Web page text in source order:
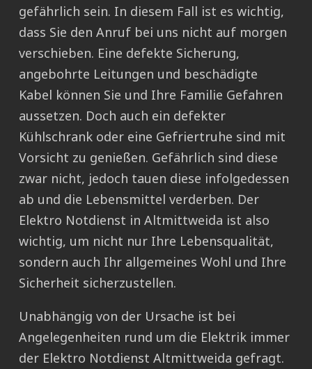
gefährlich sein. In diesem Fall ist es wichtig,
dass Sie den Anruf bei uns nicht auf morgen
verschieben. Eine defekte Sicherung,
angebohrte Leitungen und beschädigte
Kabel können Sie und Ihre Familie Gefahren
aussetzen. Doch auch ein defekter
Kühlschrank oder eine Gefriertruhe sind mit
Vorsicht zu genießen. Gefährlich sind diese
zwar nicht, jedoch tauen diese infolgedessen
ab und die Lebensmittel verderben. Der
Elektro Notdienst in Altmittweida ist also
wichtig, um nicht nur Ihre Lebensqualität,
sondern auch Ihr allgemeines Wohl und Ihre
Sicherheit sicherzustellen.
Unabhängig von der Ursache ist bei
Angelegenheiten rund um die Elektrik immer
der Elektro Notdienst Altmittweida gefragt.